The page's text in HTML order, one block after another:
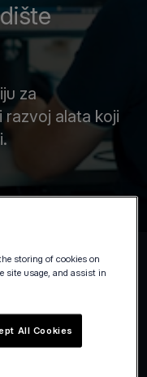
za
alata koji
storing of cookies on
site usage, and assist in
All Cookies